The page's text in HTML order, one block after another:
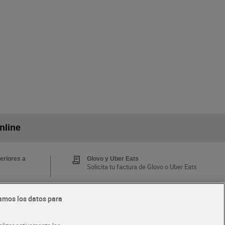
a
Glovo y Uber Eats
Solicita tu factura de Glovo o Uber Eats
los datos para